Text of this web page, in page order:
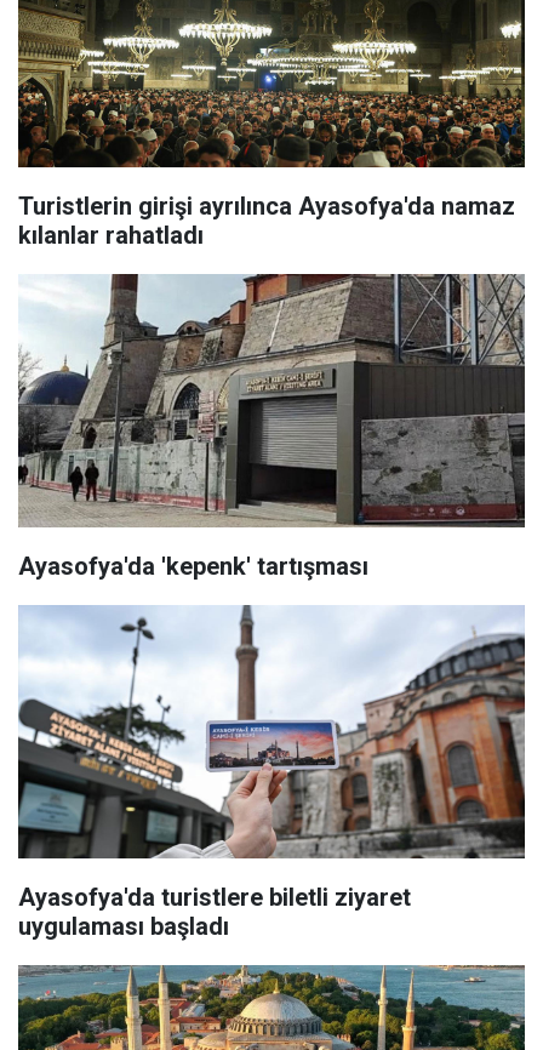
Turistlerin girişi ayrılınca Ayasofya'da namaz
kılanlar rahatladı
Ayasofya'da 'kepenk' tartışması
Ayasofya'da turistlere biletli ziyaret
uygulaması başladı